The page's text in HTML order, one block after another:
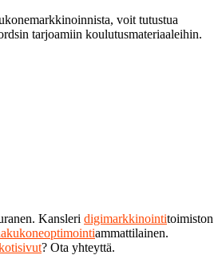
voit tutustua
tarjoamiin koulutusmateriaaleihin.
Kansleri digimarkkinointitoimiston
ammattilainen.
? Ota yhteyttä.